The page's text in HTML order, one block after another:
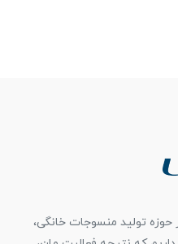
تولید منسوجات خانگی،